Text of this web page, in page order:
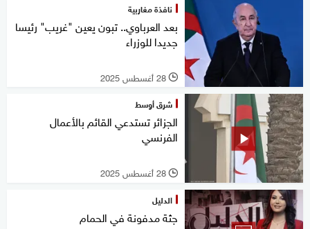
نافذة مغاربية
بعد العرباوي.. تبون يعين "غريب" رئيسا
جديدا للوزراء
l 28 أغسطس 2025
شرق أوسط
الجزائر تستدعي القائم بالأعمال
الفرنسي
l 28 أغسطس 2025
الدليل
جثة مدفونة في الحمام